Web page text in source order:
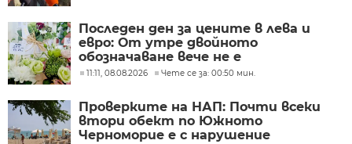
Последен ден за цените в лева и
евро: От утре двойното
обозначаване вече не е
задължително
11:11, 08.08.2026 Чете се за: 00:50 мин.
Проверките на НАП: Почти всеки
втори обект по Южното
Черноморие е с нарушение